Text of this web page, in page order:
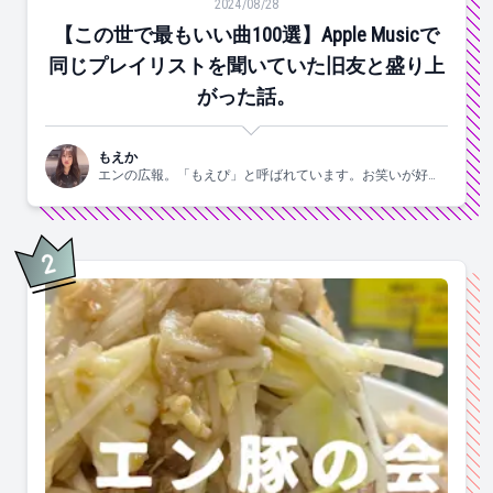
2024/08/28
【この世で最もいい曲100選】Apple Musicで
同じプレイリストを聞いていた旧友と盛り上
がった話。
もえか
エンの広報。「もえぴ」と呼ばれています。お笑いが好
2位